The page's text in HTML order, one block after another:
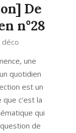
De
n°28
une
quotidien
est un
c’est la
qui
de